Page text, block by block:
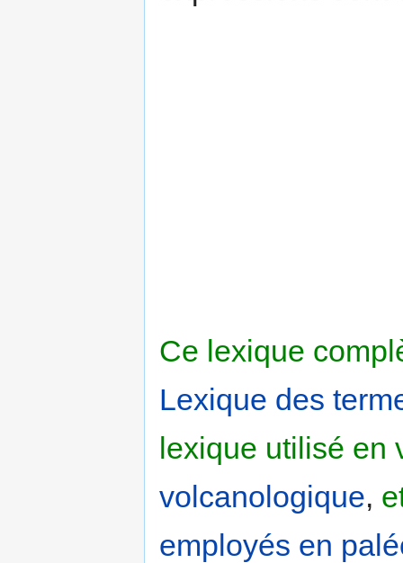
Ce lexique
Lexique des
lexique utilisé en
volcanologique,
employés en